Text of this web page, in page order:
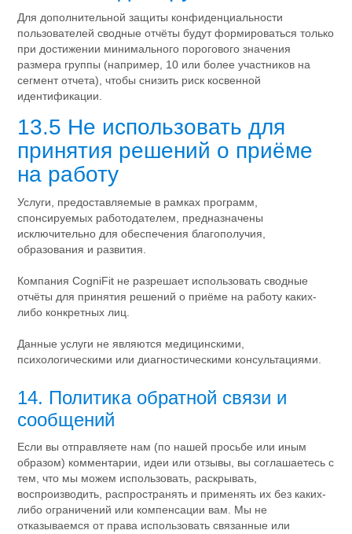
Для дополнительной защиты конфиденциальности
пользователей сводные отчёты будут формироваться только
при достижении минимального порогового значения
размера группы (например, 10 или более участников на
сегмент отчета), чтобы снизить риск косвенной
идентификации.
13.5 Не использовать для
принятия решений о приёме
на работу
Услуги, предоставляемые в рамках программ,
спонсируемых работодателем, предназначены
исключительно для обеспечения благополучия,
образования и развития.
Компания CogniFit не разрешает использовать сводные
отчёты для принятия решений о приёме на работу каких-
либо конкретных лиц.
Данные услуги не являются медицинскими,
психологическими или диагностическими консультациями.
14. Политика обратной связи и
сообщений
Если вы отправляете нам (по нашей просьбе или иным
образом) комментарии, идеи или отзывы, вы соглашаетесь с
тем, что мы можем использовать, раскрывать,
воспроизводить, распространять и применять их без каких-
либо ограничений или компенсации вам. Мы не
отказываемся от права использовать связанные или